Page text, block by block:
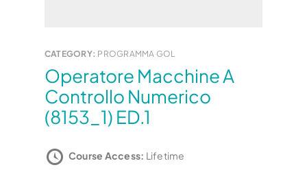
CATEGORY: PROGRAMMA GOL
Operatore Macchine A
Controllo Numerico
(8153_1) ED.1
Course Access: Lifetime